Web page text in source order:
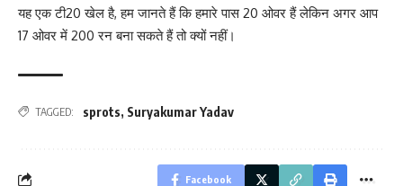
यह एक टी20 खेल है, हम जानते हैं कि हमारे पास 20 ओवर हैं लेकिन अगर आप
17 ओवर में 200 रन बना सकते हैं तो क्यों नहीं।
TAGGED: sprots, Suryakumar Yadav
Facebook